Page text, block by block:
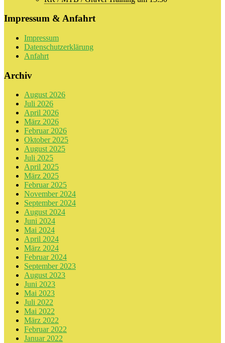
Impressum & Anfahrt
Impressum
Datenschutzerklärung
Anfahrt
Archiv
August 2026
Juli 2026
April 2026
März 2026
Februar 2026
Oktober 2025
August 2025
Juli 2025
April 2025
März 2025
Februar 2025
November 2024
September 2024
August 2024
Juni 2024
Mai 2024
April 2024
März 2024
Februar 2024
September 2023
August 2023
Juni 2023
Mai 2023
Juli 2022
Mai 2022
März 2022
Februar 2022
Januar 2022